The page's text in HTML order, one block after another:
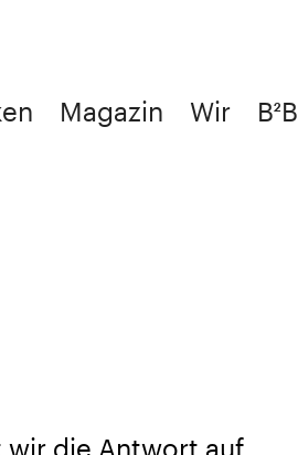
Magazin Wir B²B
wir die Antwort auf